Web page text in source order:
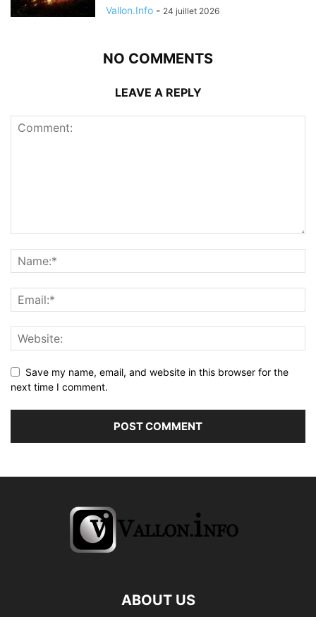
Vallon.Info - 24 juillet 2026
NO COMMENTS
LEAVE A REPLY
Save my name, email, and website in this browser for the
next time I comment.
ABOUT US